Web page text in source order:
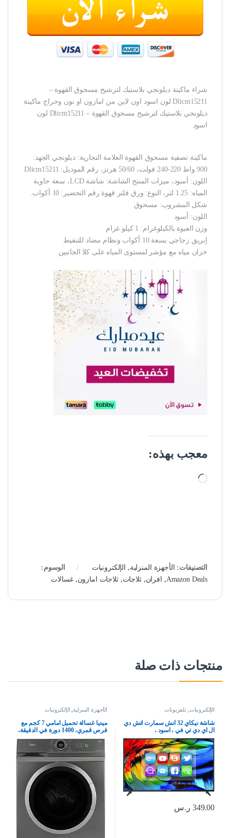
شراء ماكينة ديلونجي بلاستيك لترشيح مسحوق القهوة –
Dlicm15211 لون اسود اون لاين من امازون او نون وحراج ماكينة
ديلونجي بلاستيك لترشيح مسحوق القهوة – Dlicm15211 لون
اسود
ماكينة تصفية مسحوق القهوة العلامة التجارية: ديلونجي الجهد:
900 واط 220-240 فولت، 50/60 هرتز، رقم الموديل: Dlicm15211
اللون: أسود، ميزات المنتج الشاشة: شاشة LCD، سعة حاوية
المياه: 1.25 لتر، النوع: ورق فلتر قهوة رقم التحضير: 10 أكواب.
شكل المشروب: مسحوق
اللون: أسود
وزن العبوة بالكيلوغرام: 1 كيلو غرام
إبريق زجاجي بسعة 10 أكواب ونظام مضاد للتنقيط
خزان مياه مع مؤشر لمستوى المياه على كلا الجانبين
معجب بهذه:
جاري التحميل…
التصنيفات: الأجهزة المنزلية, الإلكترونيات
الوسوم:
Amazon Deals
, افران,ثلاجات,ثلاجات امازون,غسالات
منتجات ذات صلة
الإلكترونيات ,تلفزيونات
شاشة نيكاي 32 انش سمارت اتش دي
ال اي دي تي في ، اسود ،
NTV3200SLED3
349.00 ر.س
الأجهزة المنزلية, الإلكترونيات
ميديا غسالة تحميل امامي 7 كجم مع
قرص قمري، 1400 دورة في الدقيقة،
مع محرك عاكس BLDC، شاشة
LED رقمية مدمجة، درجة حرارة
متعددة MF100W70BTGCC